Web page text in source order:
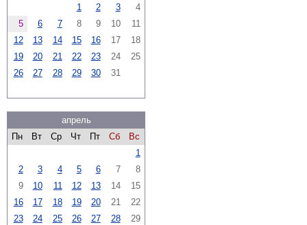
1
2 3
4
5
6 7 8 9 10
11
12
13 14 15 16 17
18
19
20 21 22 23 24
25
26
27 28 29 30 31
апрель
Пн
Вт Ср Чт Пт Сб
Вс
1
2
3 4 5 6 7
8
9
10 11 12 13 14
15
16
17 18 19 20 21
22
23
24 25 26 27 28
29